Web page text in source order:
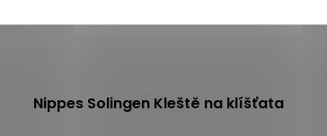
Nippes Solingen Kleště na klíšťata